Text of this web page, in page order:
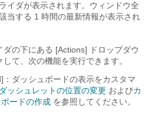
イダが表示されます。ウィンドウ全
当する 1 時間の最新情報が表示され
ダの下にある [Actions]
ドロップダウ
て、次の機能を実行できます。
：ダッシュボードの表示をカスタマ
ダッシュレットの位置の変更 およびカ
ードの作成 を参照してください。